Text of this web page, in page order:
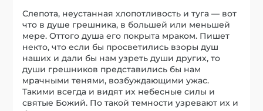
Слепота, неустанная хлопотливость и туга — вот
что в душе грешника, в большей или меньшей
мере. Оттого душа его покрыта мраком. Пишет
некто, что если бы просветились взоры душ
наших и дали бы нам узреть души других, то
души грешников представились бы нам
мрачными тенями, возбуждающими ужас.
Такими всегда и видят их небесные силы и
святые Божий. По такой темности узревают их и